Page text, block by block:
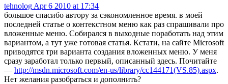
tehnolog Apr 6 2010 at 17:34
большое спасибо автору за сэкономленное время. в моей
последней статье о контекстном меню как раз спрашивали про
вложенные меню. Собирался в выходные поработать над этим
вариантом, а тут уже готовая статья. Кстати, на сайте Microsoft
приводятся три варианта создания вложенных меню. У меня
сразу заработал только первый, описанный здесь. Почитайте
— http://msdn.microsoft.com/en-us/library/cc144171(VS.85).aspx.
Нет желания разобраться и дополнить?